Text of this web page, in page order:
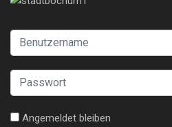
Angemeldet bleiben